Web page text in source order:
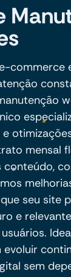
commerce
mensal
conteúdo,
seu site
e
evoluir
sem